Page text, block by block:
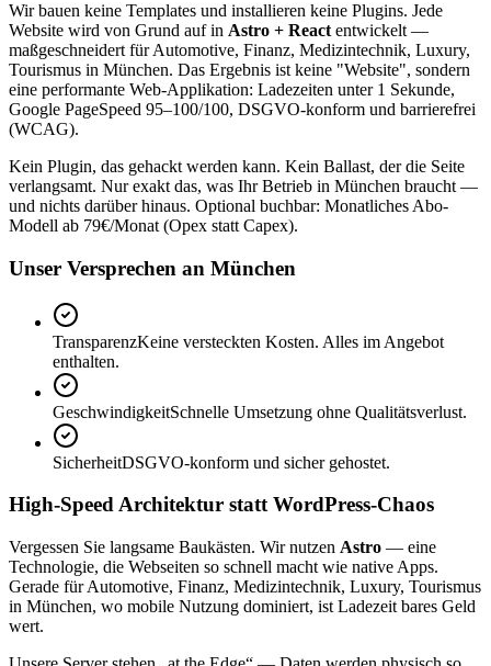
Wir bauen keine Templates und installieren keine Plugins. Jede
Website wird von Grund auf in Astro + React entwickelt —
maßgeschneidert für Automotive, Finanz, Medizintechnik, Luxury,
Tourismus in München. Das Ergebnis ist keine "Website", sondern
eine performante Web-Applikation: Ladezeiten unter 1 Sekunde,
Google PageSpeed 95–100/100, DSGVO-konform und barrierefrei
(WCAG).
Kein Plugin, das gehackt werden kann. Kein Ballast, der die Seite
verlangsamt. Nur exakt das, was Ihr Betrieb in München braucht —
und nichts darüber hinaus. Optional buchbar: Monatliches Abo-
Modell ab 79€/Monat (Opex statt Capex).
Unser Versprechen an München
TransparenzKeine versteckten Kosten. Alles im Angebot
enthalten.
GeschwindigkeitSchnelle Umsetzung ohne Qualitätsverlust.
SicherheitDSGVO-konform und sicher gehostet.
High-Speed Architektur statt WordPress-Chaos
Vergessen Sie langsame Baukästen. Wir nutzen Astro — eine
Technologie, die Webseiten so schnell macht wie native Apps.
Gerade für Automotive, Finanz, Medizintechnik, Luxury, Tourismus
in München, wo mobile Nutzung dominiert, ist Ladezeit bares Geld
wert.